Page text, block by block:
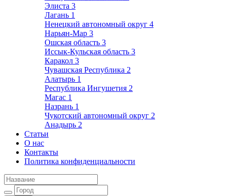
Элиста 3
Лагань 1
Ненецкий автономный округ 4
Нарьян-Мар 3
Ошская область 3
Иссык-Кульская область 3
Каракол 3
Чувашская Республика 2
Алатырь 1
Республика Ингушетия 2
Магас 1
Назрань 1
Чукотский автономный округ 2
Анадырь 2
Статьи
О нас
Контакты
Политика конфиденциальности